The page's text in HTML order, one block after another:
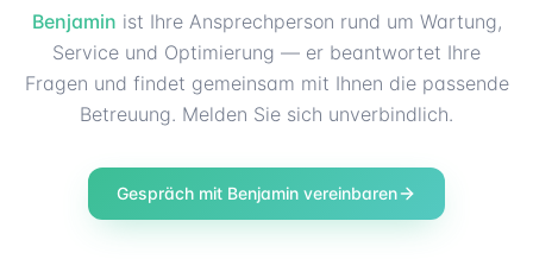
Benjamin ist Ihre Ansprechperson rund um Wartung,
Service und Optimierung — er beantwortet Ihre
Fragen und findet gemeinsam mit Ihnen die passende
Betreuung. Melden Sie sich unverbindlich.
Gespräch mit Benjamin vereinbaren